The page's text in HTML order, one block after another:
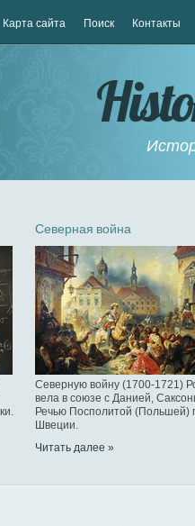
Карта сайта Поиск Контакты
Северная война
Северную войну (1700-1721)
вела в союзе с Данией,
Речью Посполитой (Польшей)
Швеции.
Читать далее »